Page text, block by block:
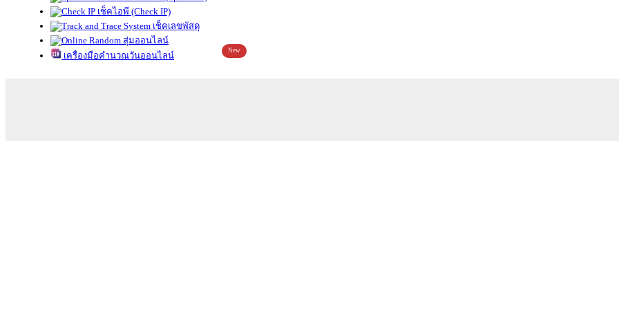
เช็คไอพี (Check IP)
เช็คเลขพัสดุ
สุ่มออนไลน์
เครื่องมือคำนวณวันออนไลน์
New